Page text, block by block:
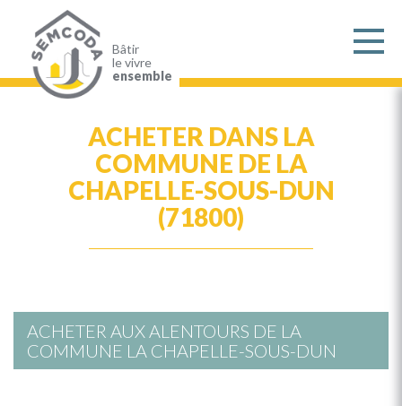
contenu
principal
Bâtir
le vivre
ensemble
ACHETER DANS LA
COMMUNE DE LA
CHAPELLE-SOUS-DUN
(71800)
ACHETER AUX ALENTOURS DE LA
COMMUNE LA CHAPELLE-SOUS-DUN